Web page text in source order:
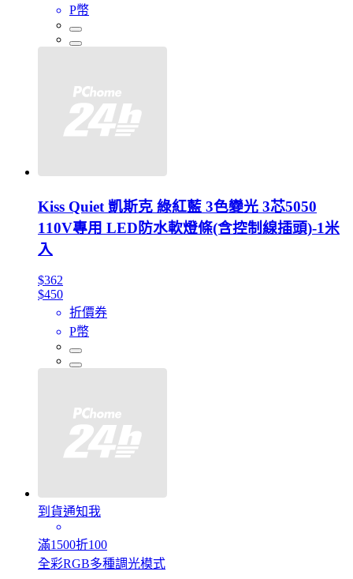
P幣
Kiss Quiet 凱斯克 綠紅藍 3色變光 3芯5050
110V專用 LED防水軟燈條(含控制線插頭)-1米
入
$362
$450
折價券
P幣
到貨通知我
滿1500折100
全彩RGB多種調光模式